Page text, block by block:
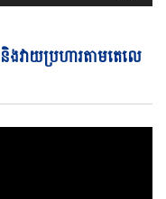
និងវាយប្រហារតាមតេលេ